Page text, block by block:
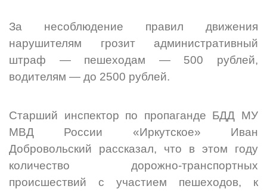
За несоблюдение правил движения
нарушителям грозит административный
штраф — пешеходам — 500 рублей,
водителям — до 2500 рублей.
Старший инспектор по пропаганде БДД МУ
МВД России «Иркутское» Иван
Добровольский рассказал, что в этом году
количество дорожно-транспортных
происшествий с участием пешеходов, к